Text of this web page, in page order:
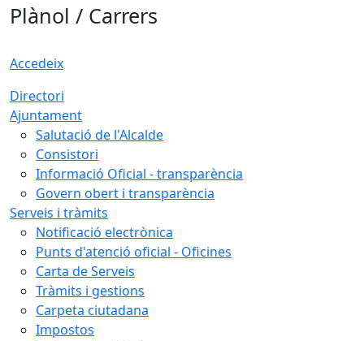
Plànol / Carrers
Accedeix
Directori
Ajuntament
Salutació de l'Alcalde
Consistori
Informació Oficial - transparència
Govern obert i transparència
Serveis i tràmits
Notificació electrònica
Punts d'atenció oficial - Oficines
Carta de Serveis
Tràmits i gestions
Carpeta ciutadana
Impostos